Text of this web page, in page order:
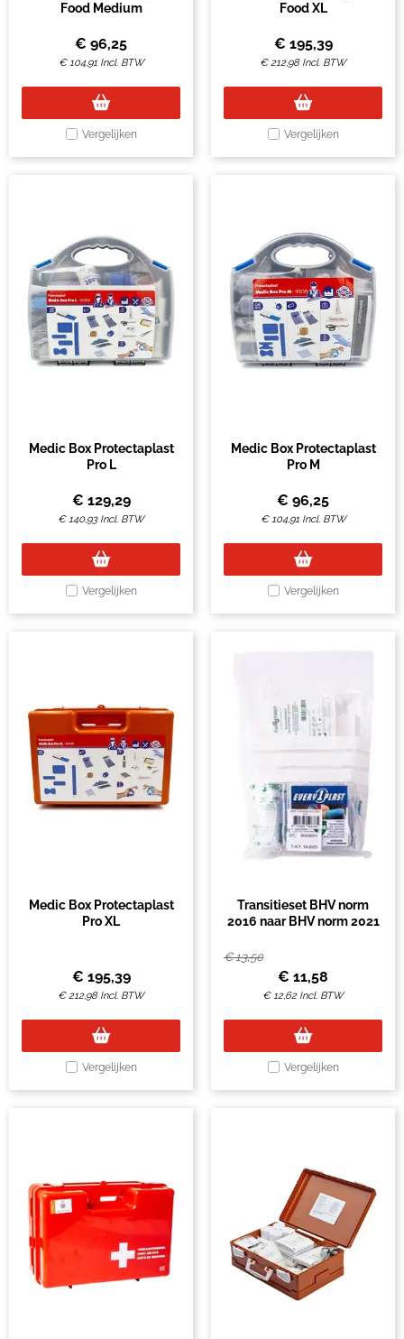
Food Medium
€ 96,25
€104,91 Incl. BTW
Vergelijken
Food XL
€ 195,39
€212,98 Incl. BTW
Vergelijken
Medic Box Protectaplast
Pro L
€ 129,29
€140,93 Incl. BTW
Vergelijken
Medic Box Protectaplast
Pro M
€ 96,25
€104,91 Incl. BTW
Vergelijken
Medic Box Protectaplast
Pro XL
€ 195,39
€212,98 Incl. BTW
Vergelijken
Transitieset BHV norm
2016 naar BHV norm 2021
€13,50
€ 11,58
€12,62 Incl. BTW
Vergelijken